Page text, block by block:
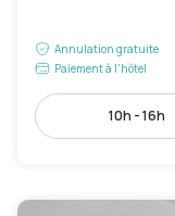
Annulation gratuite
Paiement à l'hôtel
10h - 16h